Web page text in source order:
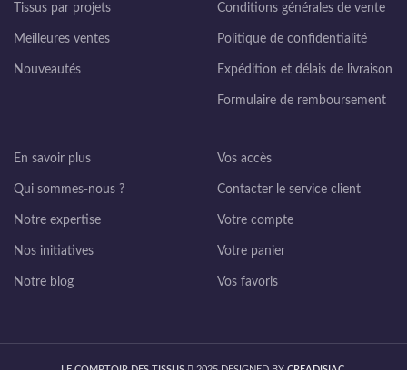
Tissus par projets
Meilleures ventes
Nouveautés
Conditions générales de vente
Politique de confidentialité
Expédition et délais de livraison
Formulaire de remboursement
En savoir plus
Qui sommes-nous ?
Notre expertise
Nos initiatives
Notre blog
Vos accès
Contacter le service client
Votre compte
Votre panier
Vos favoris